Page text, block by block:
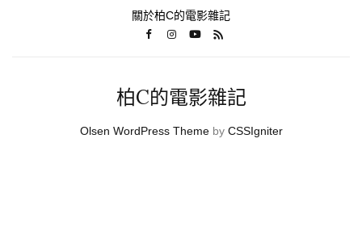
關於柏C的電影雜記
柏C的電影雜記
Olsen WordPress Themeby CSSIgniter